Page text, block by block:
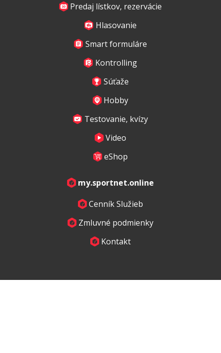
Predaj lístkov, rezervácie
Hlasovanie
Smart formuláre
Kontrolling
Súťaže
Hobby
Testovanie, kvízy
Video
eShop
my.sportnet.online
Cenník Služieb
Zmluvné podmienky
Kontakt